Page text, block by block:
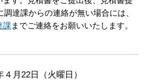
達課からの連絡が無い場合には、
課 までご連絡をお願いいたします。
月22日（火曜日）